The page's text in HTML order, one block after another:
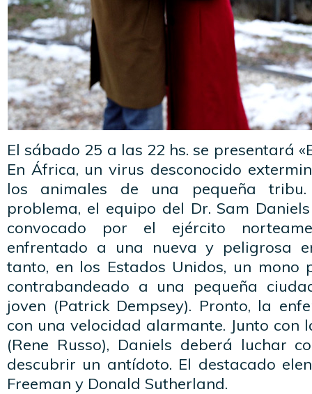
El sábado 25 a las 22 hs. se presentará
En África, un virus desconocido
los animales de una pequeña
problema, el equipo del Dr. Sam
convocado por el ejército
enfrentado a una nueva y peligrosa
tanto, en los Estados Unidos, un mono
contrabandeado a una pequeña
joven (Patrick Dempsey). Pronto, la
con una velocidad alarmante. Junto con
(Rene Russo), Daniels deberá luchar
descubrir un antídoto. El destacado
Freeman y Donald Sutherland.